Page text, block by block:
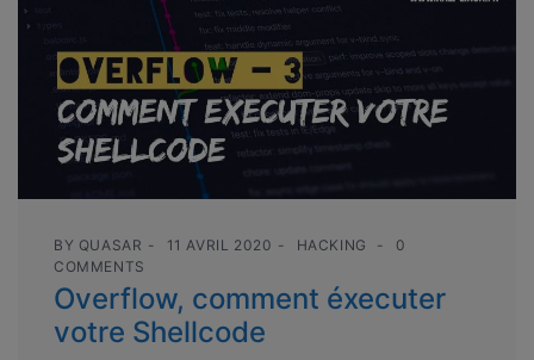
BY QUASAR 11 AVRIL 2020 HACKING
0
COMMENTS
Overflow, comment éxecuter
votre Shellcode